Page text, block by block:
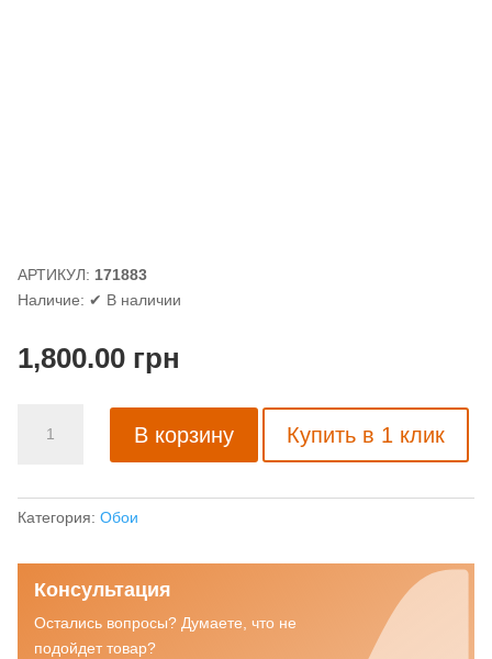
АРТИКУЛ: 171883
Наличие: ✔ В наличии
1,800.00грн
товара
New
Schoner
Wohnen
31863
В корзину Купить в 1 клик
Категория: Обои
Консультация
Остались вопросы? Думаете, что не
подойдет товар?